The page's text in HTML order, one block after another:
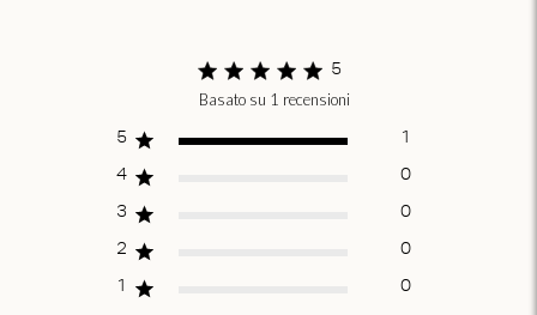
5
Score of 5 out of
Basato su 1 recensioni
5 1
4 0
3 0
2 0
1 0